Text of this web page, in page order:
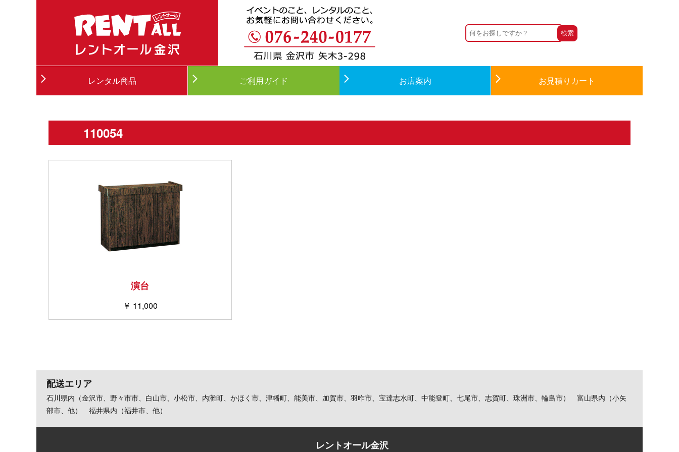
レンタル商品 ご利用ガイド お店案内 お見積りカート
110054
演台
￥ 11,000
配送エリア
石川県内（金沢市、野々市市、白山市、小松市、内灘町、かほく市、津幡町、能美市、加賀市、羽咋市、宝達志水町、中能登町、七尾市、志賀町、珠洲市、輪島市） 富山県内（小矢
部市、他） 福井県内（福井市、他）
レントオール金沢